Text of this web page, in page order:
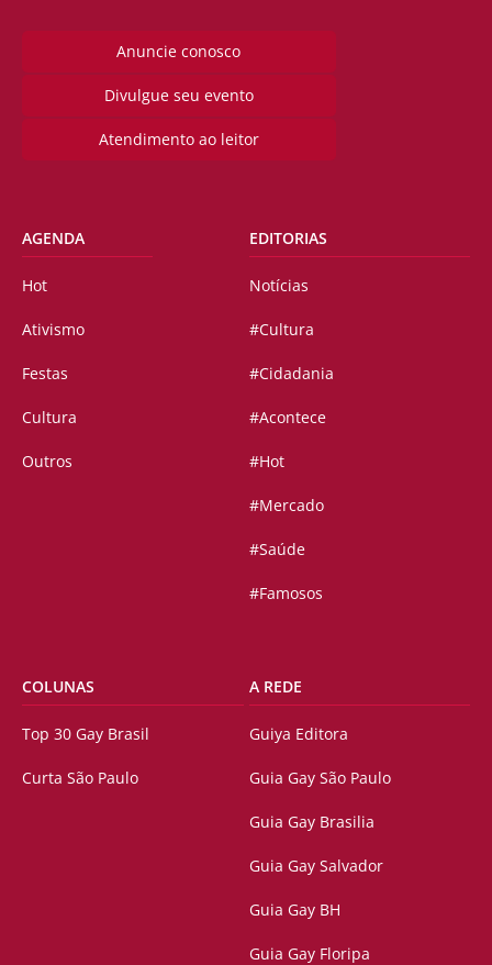
Anuncie conosco
Divulgue seu evento
Atendimento ao leitor
AGENDA
Hot
Ativismo
Festas
Cultura
Outros
EDITORIAS
Notícias
#Cultura
#Cidadania
#Acontece
#Hot
#Mercado
#Saúde
#Famosos
COLUNAS
Top 30 Gay Brasil
Curta São Paulo
A REDE
Guiya Editora
Guia Gay São Paulo
Guia Gay Brasilia
Guia Gay Salvador
Guia Gay BH
Guia Gay Floripa